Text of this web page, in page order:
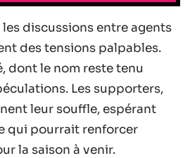
les discussions entre agents
des tensions palpables.
dont le nom reste tenu
Les supporters,
leur souffle, espérant
qui pourrait renforcer
la saison à venir.